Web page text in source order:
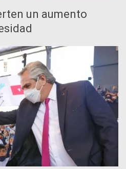
un aumento